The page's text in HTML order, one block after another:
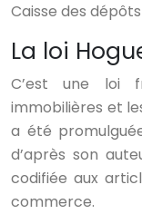
Caisse des
La loi
C’est une loi
immobilières et
a été
d’après son
codifiée aux
commerce.